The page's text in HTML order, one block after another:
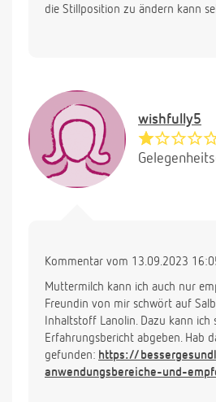
die Stillposition zu ändern kann
wishfully5
Kommentar vom 13.09.2023
Muttermilch kann ich auch nur
Freundin von mir schwört auf
Inhaltstoff Lanolin. Dazu kann ich
Erfahrungsbericht abgeben. Hab
gefunden: https://
anwendungsbereiche-und-